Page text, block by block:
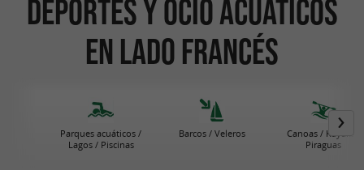
Deportes y ocio acuáticos
en Lado francés
Parques acuáticos /
Lagos / Piscinas
Barcos / Veleros
Canoas / Kayaks /
Piraguas